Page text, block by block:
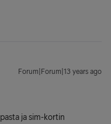
Forum|Forum|13 years ago
ja sim-kortin